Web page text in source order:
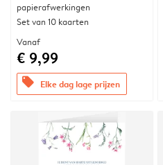
papierafwerkingen
Set van 10 kaarten
Vanaf
€ 9,99
offers Elke dag lage prijzen